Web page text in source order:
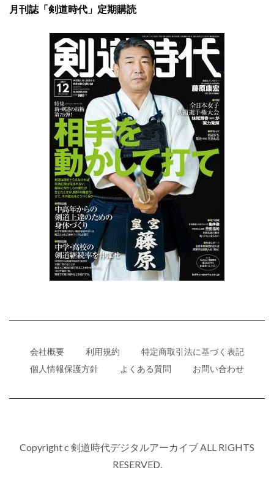
月刊誌「剣道時代」定期購読
会社概要 利用規約
特定商取引法に基づく表記
個人情報保護方針
よくある質問 お問い合わせ
Copyright c 剣道時代デジタルアーカイブ ALL RIGHTS
RESERVED.